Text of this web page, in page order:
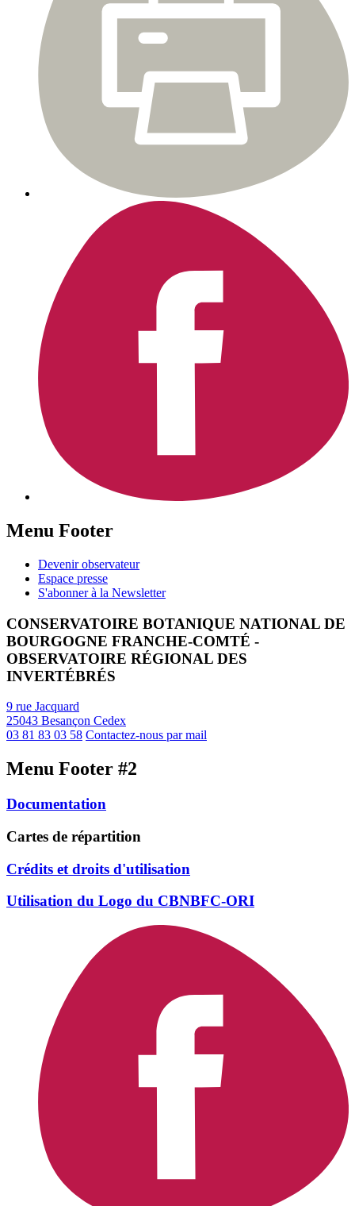
Menu Footer
Devenir observateur
Espace presse
S'abonner à la Newsletter
CONSERVATOIRE BOTANIQUE NATIONAL DE
BOURGOGNE FRANCHE-COMTÉ -
OBSERVATOIRE RÉGIONAL DES
INVERTÉBRÉS
9 rue Jacquard
25043 Besançon Cedex
03 81 83 03 58 Contactez-nous par mail
Menu Footer #2
Documentation
Cartes de répartition
Crédits et droits d'utilisation
Utilisation du Logo du CBNBFC-ORI